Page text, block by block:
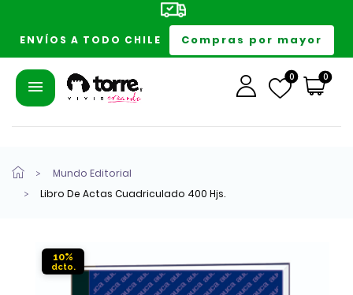
ENVÍOS A TODO CHILE Compras por mayor
0 0
Mundo Editorial
Libro De Actas Cuadriculado 400 Hjs.
10%